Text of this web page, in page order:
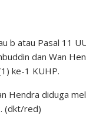
b atau Pasal 11
dan Wan
ke-1 KUHP.
Hendra diduga
(dkt/red)